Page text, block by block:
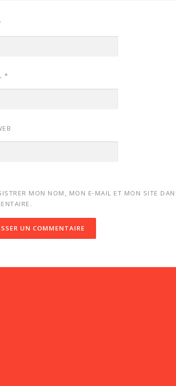
*
MON NOM, MON E-MAIL ET MON SITE